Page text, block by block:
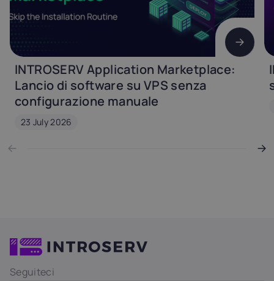
INTROSERV Application Marketplace:
Lancio di software su VPS senza
configurazione manuale
23 July 2026
Seguiteci